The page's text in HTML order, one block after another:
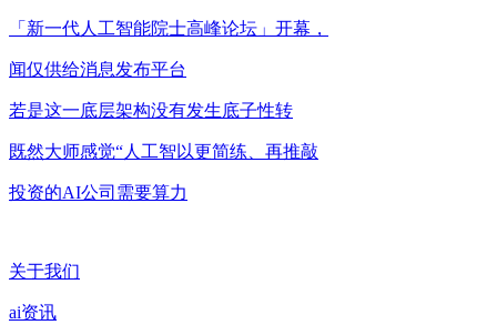
「新一代人工智能院士高峰论坛」开幕，
闻仅供给消息发布平台
若是这一底层架构没有发生底子性转
既然大师感觉“人工智以更简练、再推敲
投资的AI公司需要算力
关于我们
ai资讯